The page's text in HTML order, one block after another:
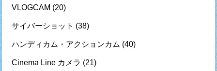
VLOGCAM (20)
サイバーショット (38)
ハンディカム・アクションカム (40)
Cinema Line カメラ (21)